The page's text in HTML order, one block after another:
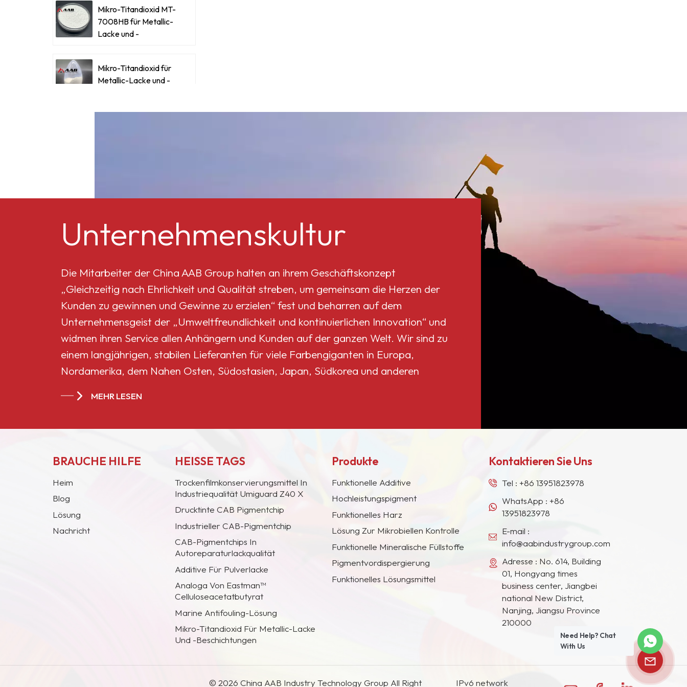
Mikro-Titandioxid MT-
7008HB für Metallic-
Lacke und -
Mikro-Titandioxid für
Metallic-Lacke und -
Mikro-Titandioxid MT-
Celluloseacetatbutyrat
551-0,01
China
Celluloseacetatbutyrat
CAB-381-20
Unternehmenskultur
Die Mitarbeiter der China AAB Group halten an ihrem Geschäftskonzept
„Gleichzeitig nach Ehrlichkeit und Qualität streben, um gemeinsam die Herzen der
Kunden zu gewinnen und Gewinne zu erzielen“ fest und beharren auf dem
Unternehmensgeist der „Umweltfreundlichkeit und kontinuierlichen Innovation“ und
widmen ihren Service allen Anhängern und Kunden auf der ganzen Welt. Wir sind zu
einem langjährigen, stabilen Lieferanten für viele Farbengiganten in Europa,
Nordamerika, dem Nahen Osten, Südostasien, Japan, Südkorea und anderen
MEHR LESEN
BRAUCHE HILFE
Heim
Blog
Lösung
Nachricht
HEISSE TAGS
Trockenfilmkonservierungsmittel In
Industriequalität Umiguard Z40 X
Drucktinte CAB Pigmentchip
Industrieller CAB-Pigmentchip
CAB-Pigmentchips In
Autoreparaturlackqualität
Additive Für Pulverlacke
Analoga Von Eastman™
Celluloseacetatbutyrat
Marine Antifouling-Lösung
Mikro-Titandioxid Für Metallic-Lacke
Und -Beschichtungen
Produkte
Funktionelle Additive
Hochleistungspigment
Funktionelles Harz
Lösung Zur Mikrobiellen Kontrolle
Funktionelle Mineralische Füllstoffe
Pigmentvordispergierung
Funktionelles Lösungsmittel
Kontaktieren Sie Uns
Tel :+86 13951823978
WhatsApp :+86
13951823978
E-mail :
info@aabindustrygroup.com
Adresse : No. 614, Building
01, Hongyang times
business center, Jiangbei
national New District,
Nanjing, Jiangsu Province
210000
© 2026 China AAB Industry Technology Group All Right IPv6 network
Need Help? Chat
With Us